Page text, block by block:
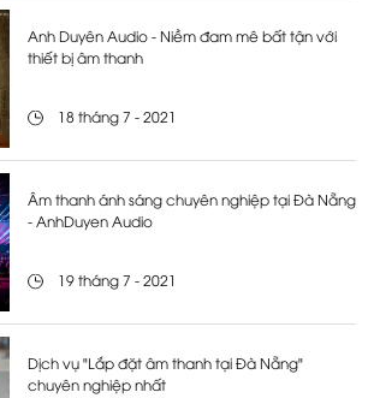
Anh Duyên Audio - Niềm đam mê bất tận với
thiết bị âm thanh
18 tháng 7 - 2021
Âm thanh ánh sáng chuyên nghiệp tại Đà Nẵng
- AnhDuyen Audio
19 tháng 7 - 2021
Dịch vụ "Lắp đặt âm thanh tại Đà Nẵng"
chuyên nghiệp nhất